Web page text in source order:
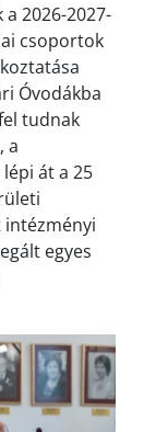
2026-2027-
csoportok
Óvodákba
tudnak
a
át a 25
egyes